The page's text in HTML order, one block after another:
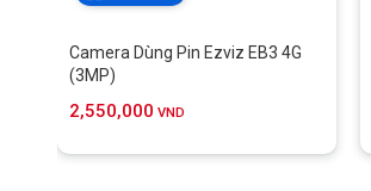
Camera Dùng Pin Ezviz EB3 4G
(3MP)
2,550,000 VND